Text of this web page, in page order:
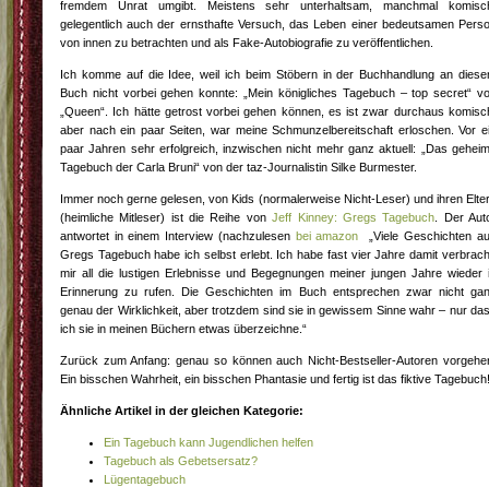
fremdem Unrat umgibt. Meistens sehr unterhaltsam, manchmal
gelegentlich auch der ernsthafte Versuch, das Leben einer bedeutsamen
von innen zu betrachten und als Fake-Autobiografie zu veröffentlichen.
Ich komme auf die Idee, weil ich beim Stöbern in der Buchhandlung an
Buch nicht vorbei gehen konnte: „Mein königliches Tagebuch – top secret“
„Queen“. Ich hätte getrost vorbei gehen können, es ist zwar durchaus
aber nach ein paar Seiten, war meine Schmunzelbereitschaft erloschen. Vor
paar Jahren sehr erfolgreich, inzwischen nicht mehr ganz aktuell: „Das
Tagebuch der Carla Bruni“ von der taz-Journalistin Silke Burmester.
Immer noch gerne gelesen, von Kids (normalerweise Nicht-Leser) und ihren
(heimliche Mitleser) ist die Reihe vonJeff Kinney: Gregs Tagebuch . Der
antwortet in einem Interview (nachzulesen bei amazon
„Viele Geschichten
Gregs Tagebuch habe ich selbst erlebt. Ich habe fast vier Jahre damit
mir all die lustigen Erlebnisse und Begegnungen meiner jungen Jahre wieder
Erinnerung zu rufen. Die Geschichten im Buch entsprechen zwar nicht
genau der Wirklichkeit, aber trotzdem sind sie in gewissem Sinne wahr – nur
ich sie in meinen Büchern etwas überzeichne.“
Zurück zum Anfang: genau so können auch Nicht-Bestseller-Autoren
Ein bisschen Wahrheit, ein bisschen Phantasie und fertig ist das fiktive Tagebuch!
Ähnliche Artikel in der gleichen Kategorie:
Ein Tagebuch kann Jugendlichen helfen
Tagebuch als Gebetsersatz?
Lügentagebuch